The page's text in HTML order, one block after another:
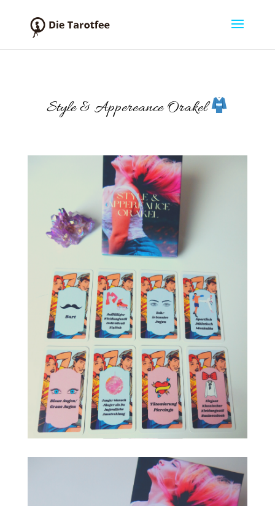
Style & Appereance Orakel